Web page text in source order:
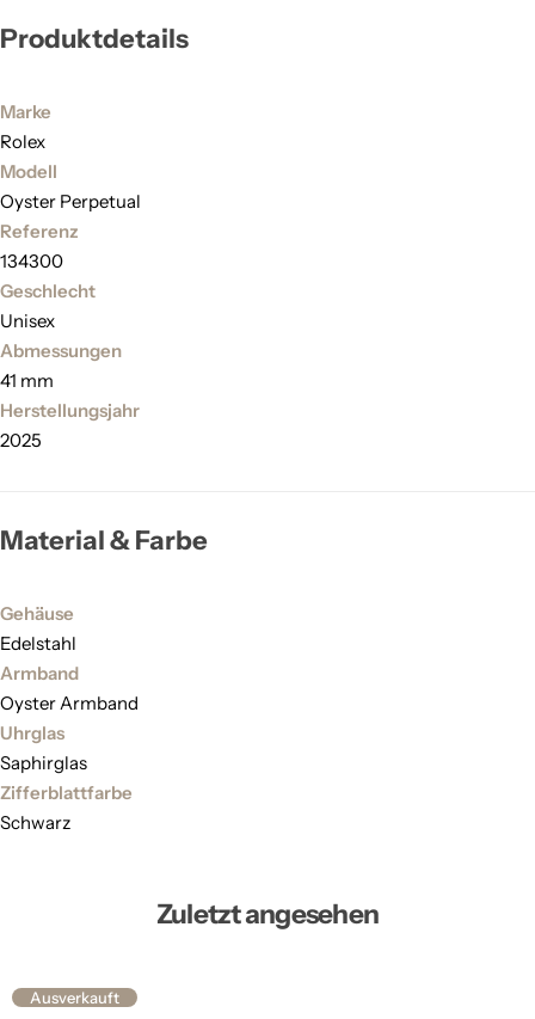
Produktdetails
Marke
Rolex
Modell
Oyster Perpetual
Referenz
134300
Geschlecht
Unisex
Abmessungen
41 mm
Herstellungsjahr
2025
Material & Farbe
Gehäuse
Edelstahl
Armband
Oyster Armband
Uhrglas
Saphirglas
Zifferblattfarbe
Schwarz
Zuletzt angesehen
Ausverkauft